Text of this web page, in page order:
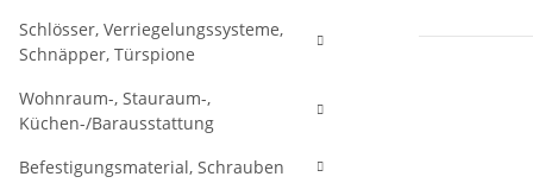
Schlösser, Verriegelungssysteme,
Schnäpper, Türspione
Wohnraum-, Stauraum-,
Küchen-/Barausstattung
Befestigungsmaterial, Schrauben